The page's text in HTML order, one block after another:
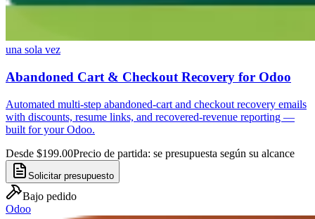
una sola vez
Abandoned Cart & Checkout Recovery for Odoo
Automated multi-step abandoned-cart and checkout recovery emails
with discounts, resume links, and recovered-revenue reporting —
built for your Odoo.
Desde $199.00Precio de partida: se presupuesta según su alcance
Solicitar presupuesto
Bajo pedido
Odoo